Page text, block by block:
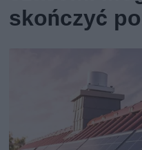
skończyć